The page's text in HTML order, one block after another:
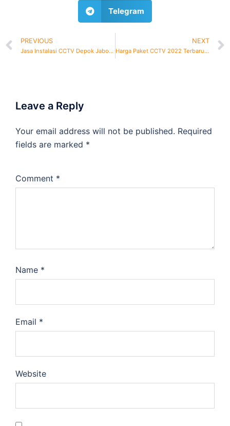
Telegram
PREVIOUS
Jasa Instalasi CCTV Depok Jabodetabek
NEXT
Harga Paket CCTV 2022 Terbaru. Murah dan Bergaransi
Leave a Reply
Your email address will not be published. Required
fields are marked *
Comment *
Name *
Email *
Website